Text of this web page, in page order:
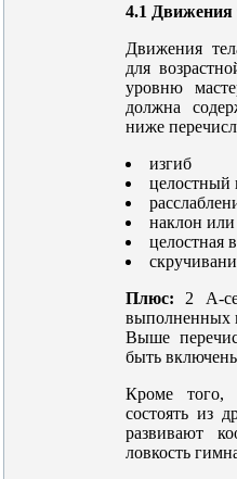
4.1 Движения
Движения
для
уровню
должна
ниже
изгиб
целостный
наклон
целостная
Плюс: 2 А-
выполненных
Выше
быть
Кроме того,
состоять из
развивают
ловкость